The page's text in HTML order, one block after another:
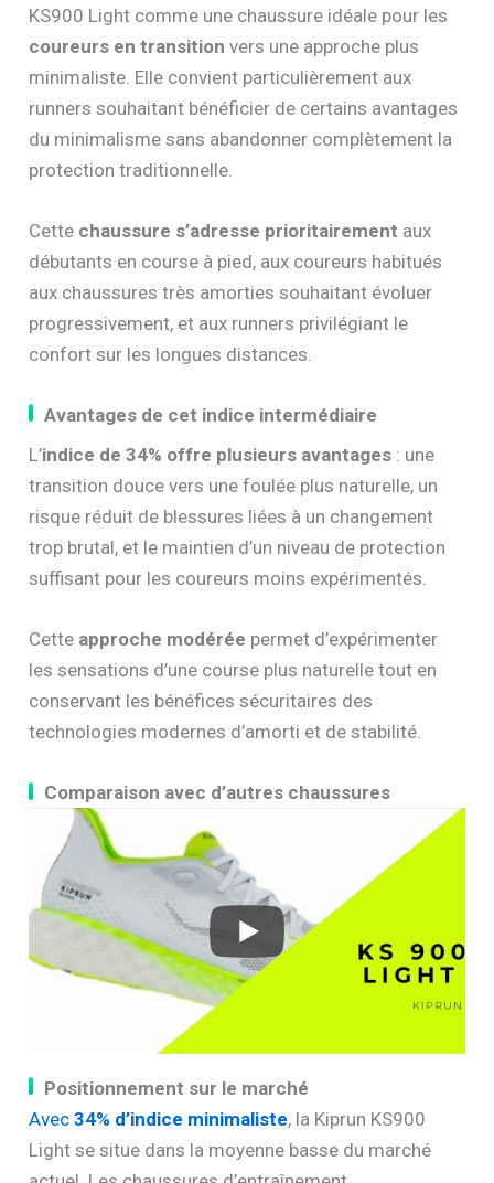
KS900 Light comme une chaussure idéale pour les
coureurs en transition vers une approche plus
minimaliste. Elle convient particulièrement aux
runners souhaitant bénéficier de certains avantages
du minimalisme sans abandonner complètement la
protection traditionnelle.
Cette chaussure s’adresse prioritairement aux
débutants en course à pied, aux coureurs habitués
aux chaussures très amorties souhaitant évoluer
progressivement, et aux runners privilégiant le
confort sur les longues distances.
Avantages de cet indice intermédiaire
L’indice de 34% offre plusieurs avantages : une
transition douce vers une foulée plus naturelle, un
risque réduit de blessures liées à un changement
trop brutal, et le maintien d’un niveau de protection
suffisant pour les coureurs moins expérimentés.
Cette approche modérée permet d’expérimenter
les sensations d’une course plus naturelle tout en
conservant les bénéfices sécuritaires des
technologies modernes d’amorti et de stabilité.
Comparaison avec d’autres chaussures
Positionnement sur le marché
Avec34% d’indice minimaliste, la Kiprun KS900
Light se situe dans la moyenne basse du marché